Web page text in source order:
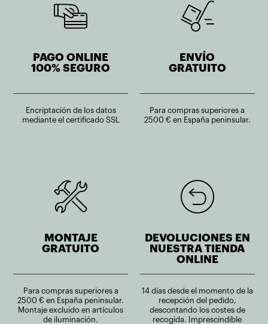
PAGO ONLINE
100% SEGURO
Encriptación de los datos
mediante el certificado SSL
ENVÍO
GRATUITO
Para compras superiores a
2500 € en España peninsular.
MONTAJE
GRATUITO
Para compras superiores a
2500 € en España peninsular.
Montaje excluido en artículos
de iluminación.
DEVOLUCIONES EN
NUESTRA TIENDA
ONLINE
14 días desde el momento de la
recepción del pedido,
descontando los costes de
recogida. Imprescindible